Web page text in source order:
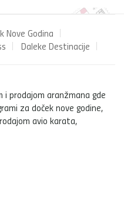
Nove Godina
Daleke Destinacije
i prodajom aranžmana gde
za doček nove godine,
avio karata,